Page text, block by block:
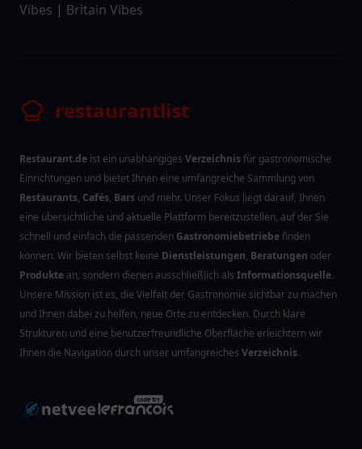
Vibes | Britain Vibes
restaurantlist
Restaurant.de ist ein unabhängiges Verzeichnisfür gastronomische
Einrichtungen und bietet Ihnen eine umfangreiche Sammlung von
Restaurants, Cafés, Bars und mehr. Unser Fokus liegt darauf, Ihnen
eine übersichtliche und aktuelle Plattform bereitzustellen, auf der Sie
schnell und einfach die passenden Gastronomiebetriebefinden
können. Wir bieten selbst keine Dienstleistungen, Beratungen oder
Produkte an, sondern dienen ausschließlich als Informationsquelle.
Unsere Mission ist es, die Vielfalt der Gastronomie sichtbar zu machen
und Ihnen dabei zu helfen, neue Orte zu entdecken. Durch klare
Strukturen und eine benutzerfreundliche Oberfläche erleichtern wir
Ihnen die Navigation durch unser umfangreiches Verzeichnis.